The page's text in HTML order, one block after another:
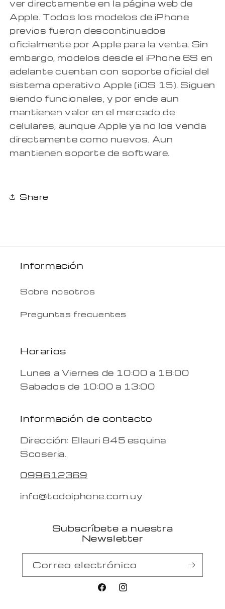
ver directamente en la página web de
Apple. Todos los modelos de iPhone
previos fueron descontinuados
oficialmente por Apple para la venta. Sin
embargo, modelos desde el iPhone 6S en
adelante cuentan con soporte oficial del
sistema operativo Apple (iOS 15). Siguen
siendo funcionales, y por ende aun
mantienen valor en el mercado de
celulares, aunque Apple ya no los venda
directamente como nuevos. Aun
mantienen soporte de software.
Share
Información
Sobre nosotros
Preguntas frecuentes
Horarios
Lunes a Viernes de 10:00 a 18:00
Sabados de 10:00 a 13:00
Información de contacto
Dirección: Ellauri 845 esquina
Scoseria.
099612369
info@todoiphone.com.uy
Subscríbete a nuestra
Newsletter
Correo electrónico
FacebookInstagram